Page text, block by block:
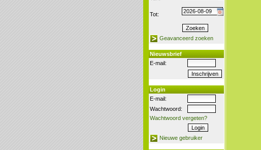
Tot:
Geavanceerd zoeken
Nieuwsbrief
E-mail:
Login
E-mail:
Wachtwoord:
Wachtwoord vergeten?
Nieuwe gebruiker